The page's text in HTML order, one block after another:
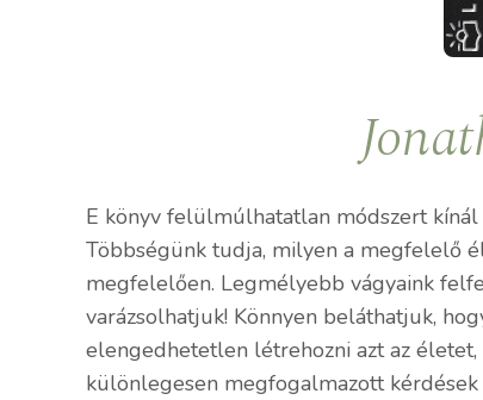
E könyv felülmúlhatatlan módszert
Többségünk tudja, milyen a megfelelő
megfelelően. Legmélyebb vágyaink
varázsolhatjuk! Könnyen beláthatjuk,
elengedhetetlen létrehozni azt az
különlegesen megfogalmazott